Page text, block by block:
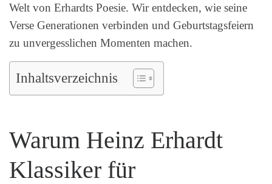
Welt von Erhardts Poesie. Wir entdecken, wie seine
Verse Generationen verbinden und Geburtstagsfeiern
zu unvergesslichen Momenten machen.
Inhaltsverzeichnis
Warum Heinz Erhardt
Klassiker für